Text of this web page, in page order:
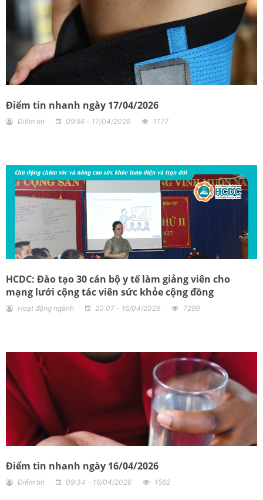
Điểm tin nhanh ngày 17/04/2026
Điểm tin 09:56 - 17/04/2026 1177
HCDC: Đào tạo 30 cán bộ y tế làm giảng viên cho
mạng lưới cộng tác viên sức khỏe cộng đồng
Hoạt động ngành 20:07 - 16/04/2026 7299
Điểm tin nhanh ngày 16/04/2026
Điểm tin 09:34 - 16/04/2026 1562